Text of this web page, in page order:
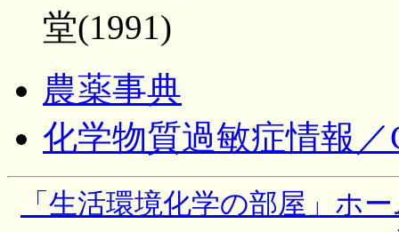
堂(1991)
農薬事典
化学物質過敏症情報
「生活環境化学の部屋」ホ